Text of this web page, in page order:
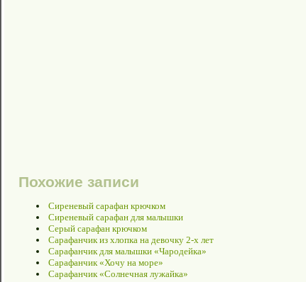
Похожие записи
Сиреневый сарафан крючком
Сиреневый сарафан для малышки
Серый сарафан крючком
Сарафанчик из хлопка на девочку 2-х лет
Сарафанчик для малышки «Чародейка»
Сарафанчик «Хочу на море»
Сарафанчик «Солнечная лужайка»